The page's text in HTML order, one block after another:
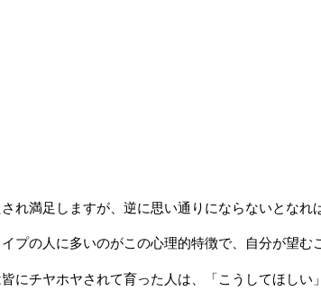
れ満足しますが、逆に思い通りにならないとなれ
プの人に多いのがこの心理的特徴で、自分が望む
にチヤホヤされて育った人は、「こうしてほし